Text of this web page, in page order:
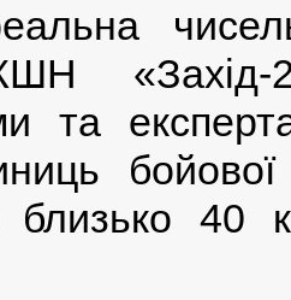
«Захід-
та
бойової
40